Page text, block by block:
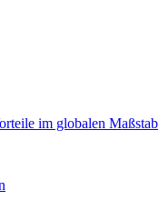
im globalen Maßstab